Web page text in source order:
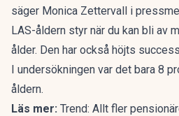
säger Monica Zettervall i
LAS-åldern styr när du kan bli av
ålder. Den har också höjts
I undersökningen var det bara 8
åldern.
Läs mer: Trend: Allt fler